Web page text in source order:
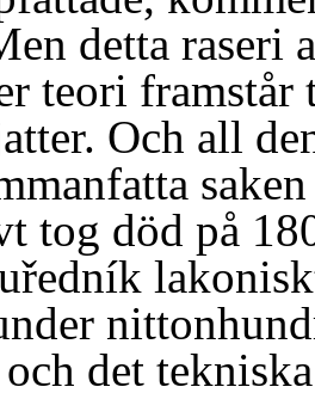
detta
teori framstår
Och all
tog död på
det